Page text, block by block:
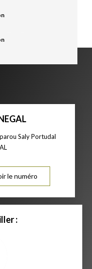
Saly Portudal
le numéro
: